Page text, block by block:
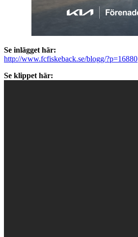
Se inlägget här:
http://www.fcfiskeback.se/blogg/?p=16880
Se klippet här: